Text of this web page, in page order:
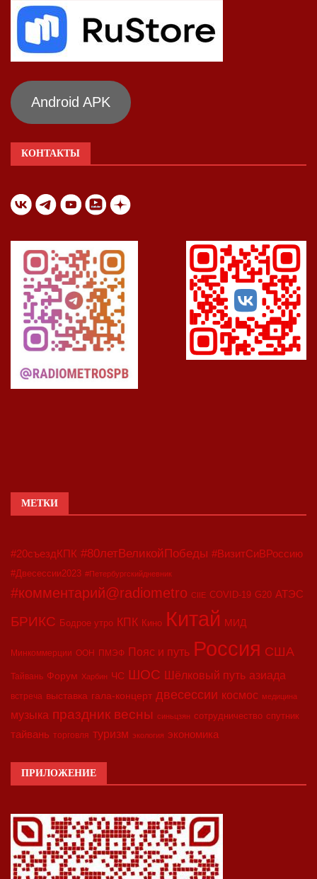
Android APK
КОНТАКТЫ
МЕТКИ
#20съездКПК #80летВеликойПобеды #ВизитСиВРоссию
#Двесессии2023 #Петербургскийдневник
#комментарий@radiometro CIIE COVID-19 G20 АТЭС
БРИКС Бодрое утро КПК Кино Китай МИД
Минкоммерции ООН ПМЭФ Пояс и путь Россия США
Тайвань Форум Харбин ЧС ШОС Шёлковый путь азиада
встреча выставка гала-концерт двесессии космос медицина
музыка праздник весны синьцзян сотрудничество спутник
тайвань торговля туризм экология экономика
ПРИЛОЖЕНИЕ